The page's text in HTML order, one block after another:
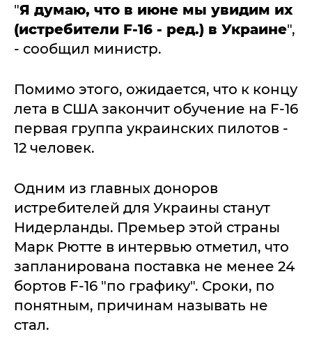
"Я думаю, что в июне мы увидим их
(истребители F-16 - ред.) в Украине",
- сообщил министр.
Помимо этого, ожидается, что к концу
лета в США закончит обучение на F-16
первая группа украинских пилотов -
12 человек.
Одним из главных доноров
истребителей для Украины станут
Нидерланды. Премьер этой страны
Марк Рютте в интервью отметил, что
запланирована поставка не менее 24
бортов F-16 "по графику". Сроки, по
понятным, причинам называть не
стал.